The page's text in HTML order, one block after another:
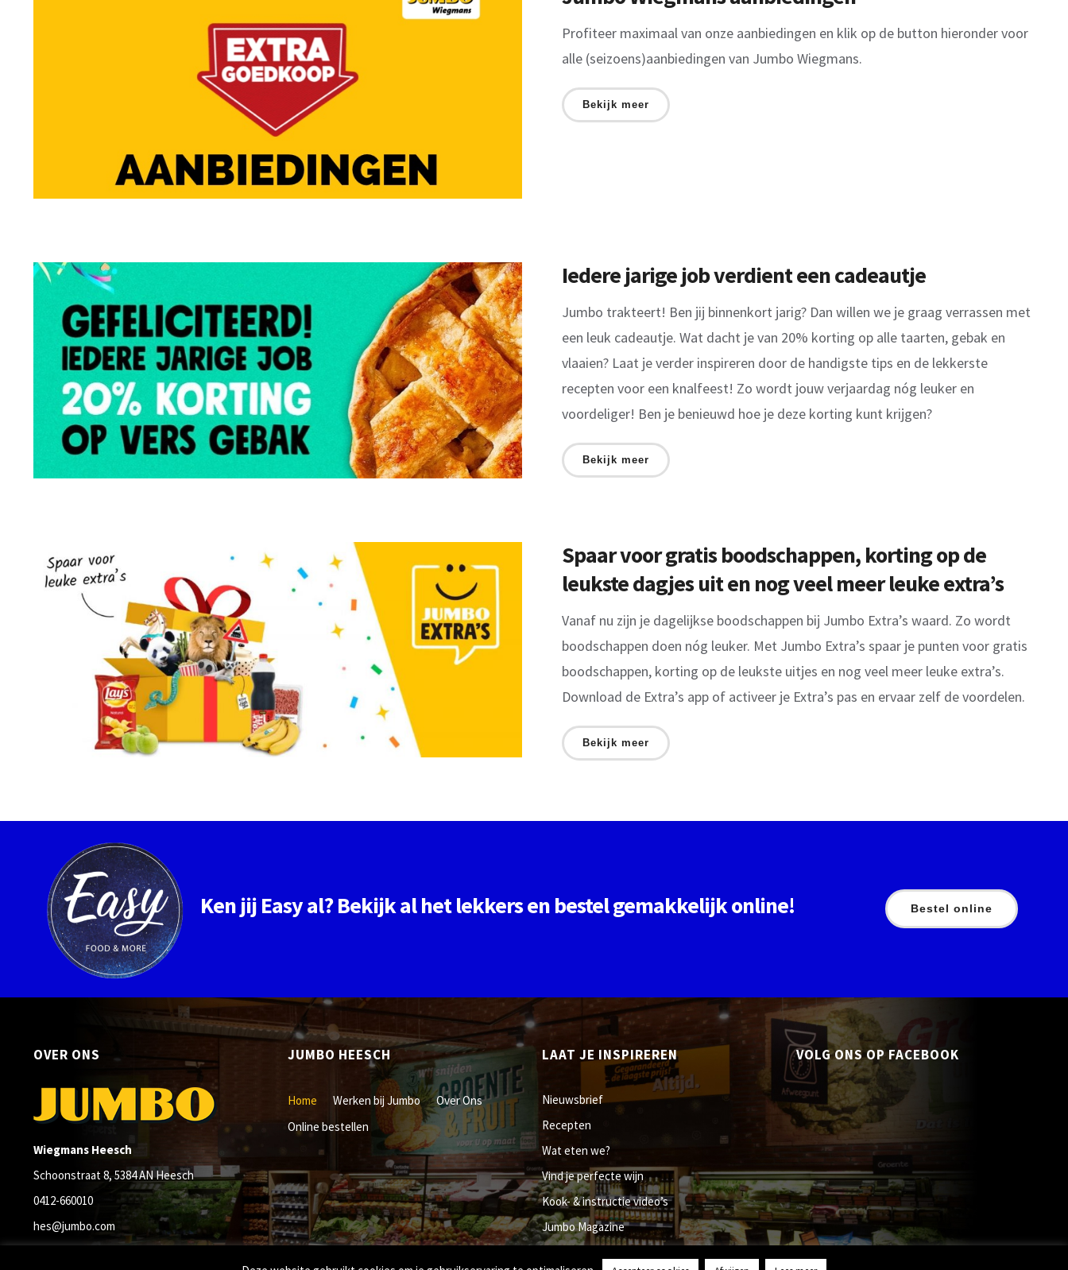
Profiteer maximaal van onze aanbiedingen en klik op de button hieronder voor
alle (seizoens)aanbiedingen van Jumbo Wiegmans.
Bekijk meer
Iedere jarige job verdient eencadeautje
Jumbo trakteert! Ben jij binnenkort jarig? Dan willen we je graag verrassen met
een leuk cadeautje. Wat dacht je van 20% korting op alle taarten, gebak en
vlaaien? Laat je verder inspireren door de handigste tips en de lekkerste
recepten voor een knalfeest! Zo wordt jouw verjaardag nóg leuker en
voordeliger! Ben je benieuwd hoe je deze korting kunt krijgen?
Bekijk meer
Spaar voor gratis boodschappen, korting op de
leukste dagjes uit en nog veel meer leuke extra’s
Vanaf nu zijn je dagelijkse boodschappen bij Jumbo Extra’s waard. Zo wordt
boodschappen doen nóg leuker. Met Jumbo Extra’s spaar je punten voor gratis
boodschappen, korting op de leukste uitjes en nog veel meer leuke extra’s.
Download de Extra’s app of activeer je Extra’s pas en ervaar zelf de voordelen.
Bekijk meer
Ken jij Easy al? Bekijk al het lekkers en bestel gemakkelijk online! Bestel online
OVER ONS
Wiegmans Heesch
Schoonstraat 8, 5384 AN Heesch
0412-660010
hes@jumbo.com
JUMBO HEESCH
Home Werken bij Jumbo
Over Ons
Online bestellen
LAAT JE INSPIREREN
Nieuwsbrief
Recepten
Wat eten we?
Vind je perfecte wijn
Kook- & instructie video’s
Jumbo Magazine
VOLG ONS OP FACEBOOK